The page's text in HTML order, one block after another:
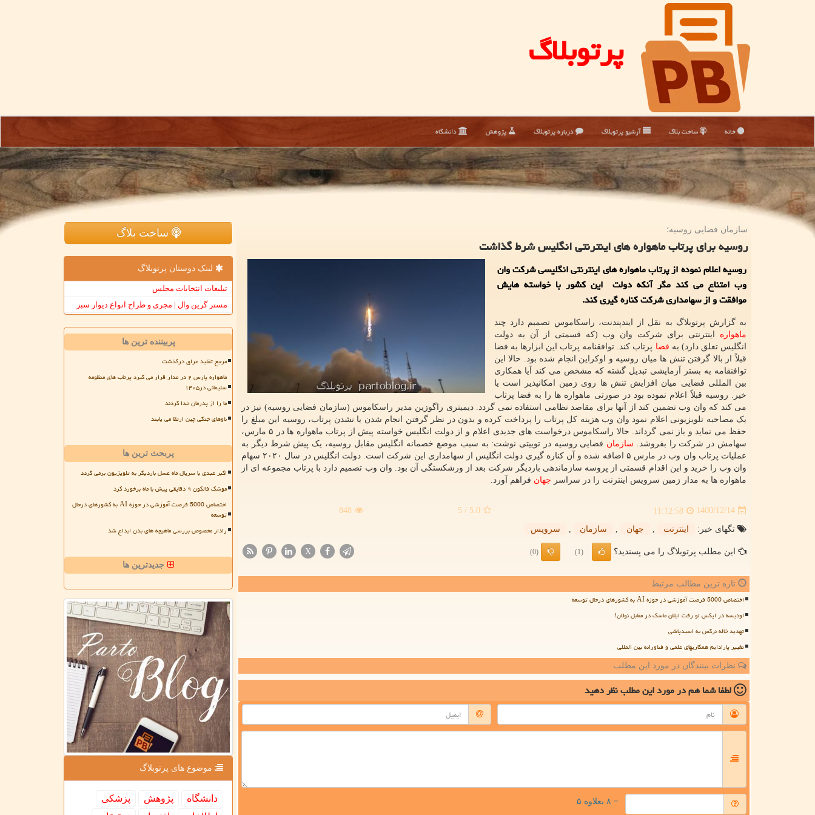
پرتوبلاگ
خانه ساخت بلاگ آرشیو پرتوبلاگ درباره پرتوبلاگ پژوهش دانشگاه
سازمان فضایی روسیه؛
روسیه برای پرتاب ماهواره های اینترنتی انگلیس شرط گذاشت
روسیه اعلام نموده از پرتاب ماهواره های اینترنتی انگلیسی شرکت وان
وب امتناع می کند مگر آنکه دولت این کشور با خواسته هایش
موافقت و از سهامداری شرکت کناره گیری کند.
به گزارش پرتوبلاگ به نقل از ایندپندنت، راسکاموس تصمیم دارد چند
ماهواره اینترنتی برای شرکت وان وب (که قسمتی از آن به دولت
انگلیس تعلق دارد) به فضا پرتاب کند. توافقنامه پرتاب این ابزارها به فضا
قبلاً از بالا گرفتن تنش ها میان روسیه و اوکراین انجام شده بود. حالا این
توافنقامه به بستر آزمایشی تبدیل گشته که مشخص می کند آیا همکاری
بین المللی فضایی میان افزایش تنش ها روی زمین امکانپذیر است یا
خیر. روسیه قبلاً اعلام نموده بود در صورتی ماهواره ها را به فضا پرتاب
می کند که وان وب تضمین کند از آنها برای مقاصد نظامی استفاده نمی گردد. دیمیتری راگوزین مدیر راسکاموس (سازمان فضایی روسیه) نیز در
یک مصاحبه تلویزیونی اعلام نمود وان وب هزینه کل پرتاب را پرداخت کرده و بدون در نظر گرفتن انجام شدن یا نشدن پرتاب، روسیه این مبلغ را
حفظ می نماید و باز نمی گرداند. حالا راسکاموس درخواست های جدیدی اعلام و از دولت انگلیس خواسته پیش از پرتاب ماهواره ها در ۵ مارس،
سهامش در شرکت را بفروشد. سازمان فضایی روسیه در توییتی نوشت: به سبب موضع خصمانه انگلیس مقابل روسیه، یک پیش شرط دیگر به
عملیات پرتاب وان وب در مارس ۵ اضافه شده و آن کناره گیری دولت انگلیس از سهامداری این شرکت است. دولت انگلیس در سال ۲۰۲۰ سهام
وان وب را خرید و این اقدام قسمتی از پروسه سازماندهی باردیگر شرکت بعد از ورشکستگی آن بود. وان وب تصمیم دارد با پرتاب مجموعه ای از
ماهواره ها به مدار زمین سرویس اینترنت را در سراسر جهان فراهم آورد.
1400/12/14
11:12:58
5.0
/ 5
848
تگهای خبر: اینترنت , جهان , سازمان , سرویس
این مطلب پرتوبلاگ را می پسندید؟ (1)
(0)
X
تازه ترین مطالب مرتبط
اختصاص 5000 فرصت آموزشی در حوزه AI به کشورهای درحال توسعه
اودیسه در ایکس لو رفت ایلان ماسک در مقابل نولان!
تهدید خاله نرگس به اسیدپاشی
تغییر پارادایم همکاریهای علمی و فناورانه بین المللی
نظرات بینندگان در مورد این مطلب
لطفا شما همدر مورد این مطلبنظر دهید
= ۸ بعلاوه ۵
ساخت بلاگ
لینک دوستان پرتوبلاگ
تبلیغات انتخابات مجلس
مستر گرین وال | مجری و طراح انواع دیوار سبز
پربیننده ترین ها
مرجع تقلید عراق درگذشت
ماهواره پارس ۲ در مدار قرار می گیرد پرتاب های منظومه
سلیمانی در۱۴۰۵
ما را از پدرمان جدا کردند
ناوهای جنگی چین ارتقا می یابند
پربحث ترین ها
اکبر عبدی با سریال ماه عسل باردیگر به تلویزیون برمی گردد
موشک فالکون ۹ دقایقی پیش با ماه برخورد کرد
اختصاص 5000 فرصت آموزشی در حوزه AI به کشورهای درحال
توسعه
رادار مخصوص بررسی ماهیچه های بدن ابداع شد
جدیدترین ها
موضوع های پرتوبلاگ
دانشگاه پژوهش
پزشكی